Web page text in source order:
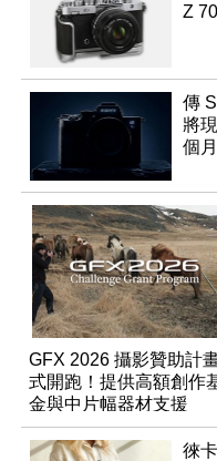
Z
傳
將
個
GFX 2026 攝影贊助計
式開跑！提供高額創作
金與中片幅器材支援
徠